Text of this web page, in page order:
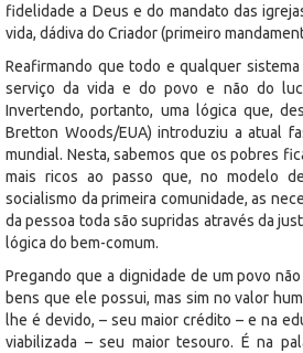
fidelidade a Deus e do mandato das
vida, dádiva do Criador (primeiro
Reafirmando que todo e qualquer
serviço da vida e do povo e não do
Invertendo, portanto, uma lógica que,
Bretton Woods/EUA) introduziu a atual
mundial. Nesta, sabemos que os pobres
mais ricos ao passo que, no modelo
socialismo da primeira comunidade, as
da pessoa toda são supridas através da
lógica do bem-comum.
Pregando que a dignidade de um povo
bens que ele possui, mas sim no valor
lhe é devido, – seu maior crédito – e na
viabilizada – seu maior tesouro. É na